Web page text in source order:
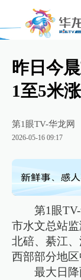
昨日今
1至5米
第1眼TV-华龙网
2026-05-16 09:17
第1眼
市水文总站
北碚、綦江
西部部分地
最大日